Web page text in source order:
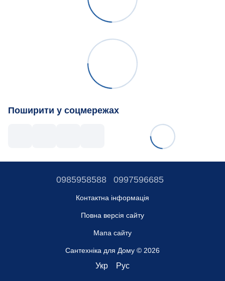
Поширити у соцмережах
0985958588 0997596685
Контактна інформація
Повна версія сайту
Мапа сайту
Сантехніка для Дому © 2026
Укр Рус